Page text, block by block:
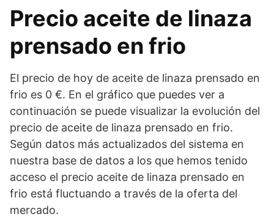
Precio aceite de linaza
prensado en frio
El precio de hoy de aceite de linaza prensado en
frio es 0 €. En el gráfico que puedes ver a
continuación se puede visualizar la evolución del
precio de aceite de linaza prensado en frio.
Según datos más actualizados del sistema en
nuestra base de datos a los que hemos tenido
acceso el precio aceite de linaza prensado en
frio está fluctuando a través de la oferta del
mercado.